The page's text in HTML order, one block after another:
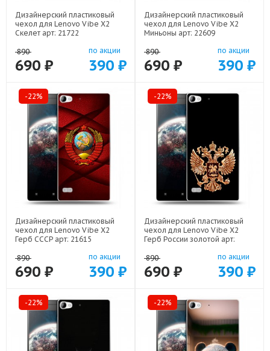
Дизайнерский пластиковый
чехол для Lenovo Vibe X2
Скелет арт: 21722
890
690 ₽
по акции
390 ₽
Дизайнерский пластиковый
чехол для Lenovo Vibe X2
Миньоны арт: 22609
890
690 ₽
по акции
390 ₽
-22%
Дизайнерский пластиковый
чехол для Lenovo Vibe X2
Герб СССР арт: 21615
890
690 ₽
по акции
390 ₽
-22%
Дизайнерский пластиковый
чехол для Lenovo Vibe X2
Герб России золотой арт:
890
690 ₽
по акции
390 ₽
-22% -22%